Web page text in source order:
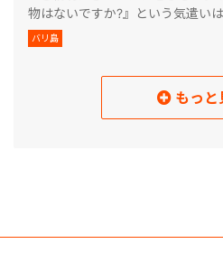
物はないですか?』という気遣い
バリ島
もっと